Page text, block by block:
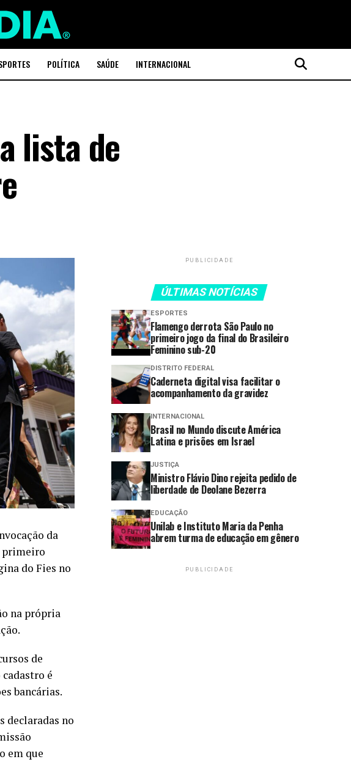
POLÍTICA SAÚDE INTERNACIONAL
lista de
da
primeiro
do Fies no
na própria
de
é
bancárias.
declaradas no
em que
PUBLICIDADE
ÚLTIMAS NOTÍCIAS
ESPORTES
Flamengo derrota São Paulo no
primeiro jogo da final do Brasileiro
Feminino sub-20
DISTRITO FEDERAL
Caderneta digital visa facilitar o
acompanhamento da gravidez
INTERNACIONAL
Brasil no Mundo discute América
Latina e prisões em Israel
JUSTIÇA
Ministro Flávio Dino rejeita pedido de
liberdade de Deolane Bezerra
EDUCAÇÃO
Unilab e Instituto Maria da Penha
abrem turma de educação em gênero
PUBLICIDADE